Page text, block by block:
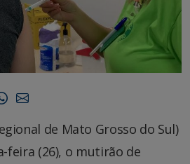
de Mato Grosso do Sul)
feira (26), o mutirão de